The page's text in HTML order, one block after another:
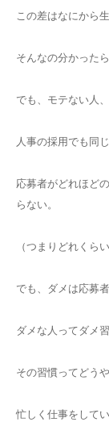
この差はなにから
そんなの分かった
でも、モテない人
人事の採用でも同じ
応募者がどれほど
らない。
（つまりどれくら
でも、ダメは応募
ダメな人ってダメ
その習慣ってどう
忙しく仕事をして